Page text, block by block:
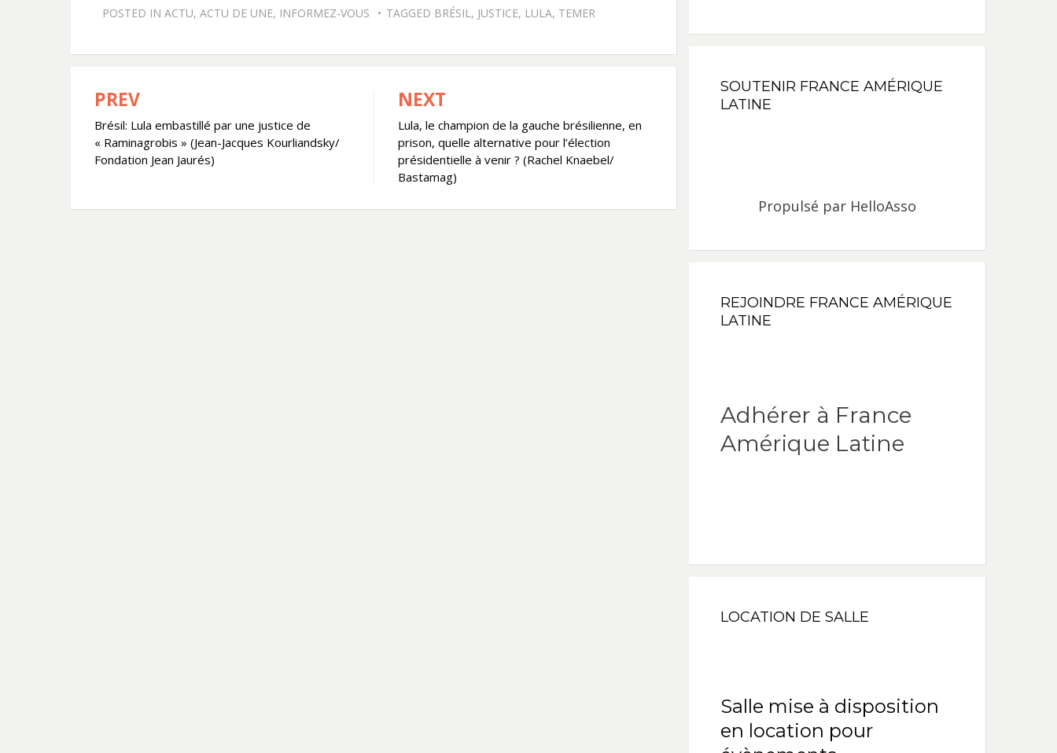
POSTED IN ACTU, ACTU DE UNE, INFORMEZ-VOUS TAGGED BRÉSIL , JUSTICE, LULA, TEMER
Navigation
de
l’article
PREV
Brésil: Lula embastillé par une justice de
« Raminagrobis » (Jean-Jacques Kourliandsky/
Fondation Jean Jaurés)
NEXT
Lula, le champion de la gauche brésilienne, en
prison, quelle alternative pour l’élection
présidentielle à venir ? (Rachel Knaebel/
Bastamag)
SOUTENIR FRANCE AMÉRIQUE
LATINE
Propulsé par HelloAsso
REJOINDRE FRANCE AMÉRIQUE
LATINE
Adhérer à France
Amérique Latine
LOCATION DE SALLE
Salle mise à disposition
en location pour